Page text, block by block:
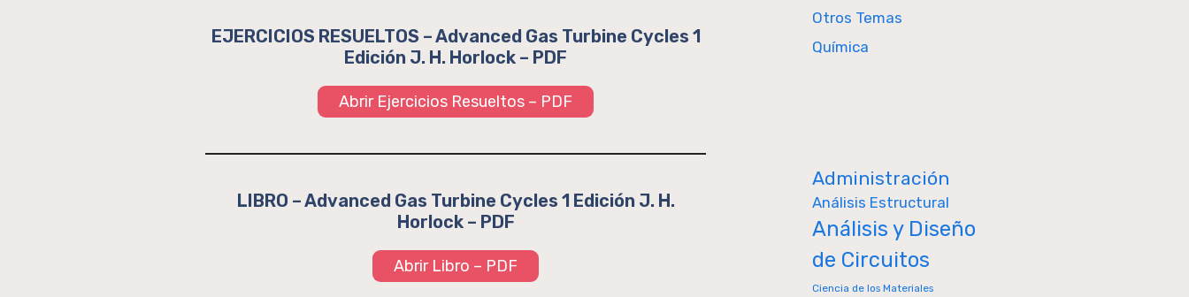
EJERCICIOS RESUELTOS – Advanced Gas Turbine Cycles 1
Edición J. H. Horlock – PDF
Abrir Ejercicios Resueltos – PDF
LIBRO – Advanced Gas Turbine Cycles 1 Edición J. H.
Horlock – PDF
Abrir Libro – PDF
Otros Temas
Química
Administración
Análisis Estructural
Análisis y Diseño
de Circuitos
Ciencia de los Materiales